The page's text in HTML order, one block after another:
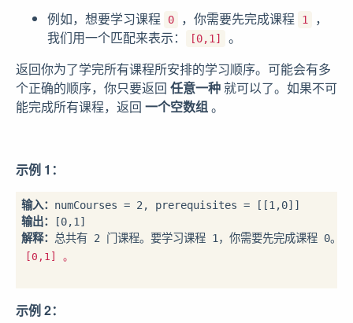
例如，想要学习课程
0 ，你需要先完成课程 1
，
我们用一个匹配来表示：
[0,1]
。
返回你为了学完所有课程所安排的学习顺序。可能会有多
个正确的顺序，你只要返回 任意一种就可以了。如果不可
能完成所有课程，返回 一个空数组。
示例 1：
输入：
输出：
解释： 总共有 2 门课程。要学习课程 1，你需要先完成课程 0。
[0,1] 。
示例 2：